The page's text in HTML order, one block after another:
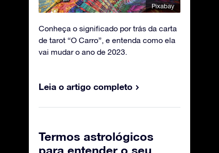
Pixabay
Conheça o significado por trás da carta
de tarot “O Carro”, e entenda como ela
vai mudar o ano de 2023.
Leia o artigo completo
Termos astrológicos
para entender o seu